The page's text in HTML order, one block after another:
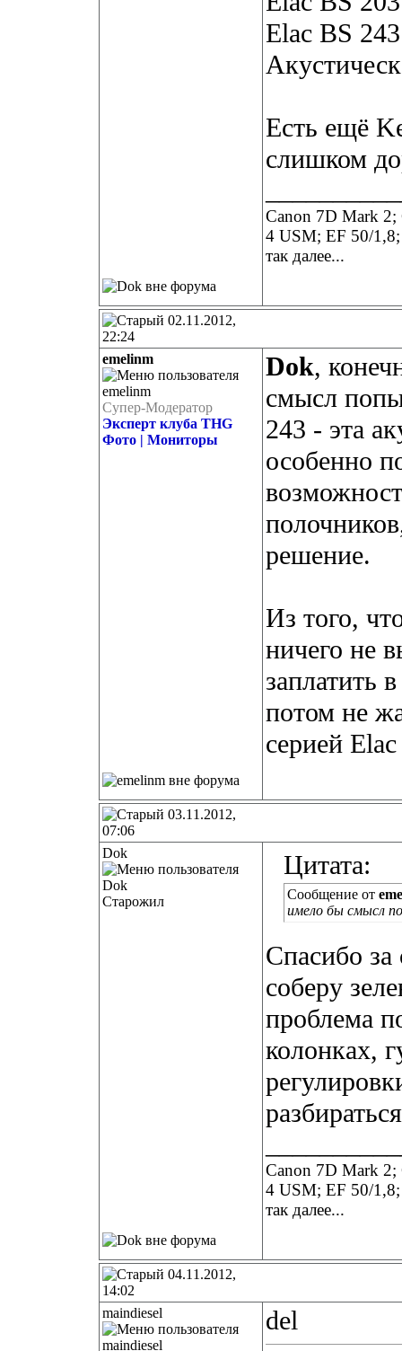
Elac BS 243
Есть ещё
слишком
Canon 7D Mark
4 USM; EF 50/
так далее...
02.11.2012,
22:24
emelinm
Супер-Модератор
Эксперт клуба THG
Фото | Мониторы
Dok,
смысл
243 - эта
особенно
решение.
Из того,
ничего не
заплатить
потом не
серией
03.11.2012,
07:06
Dok
Старожил
Цитата:
Сообщение от
имело бы смысл
Спасибо за
соберу
проблема
колонках,
Canon 7D Mark
4 USM; EF 50/
так далее...
04.11.2012,
14:02
maindiesel
del